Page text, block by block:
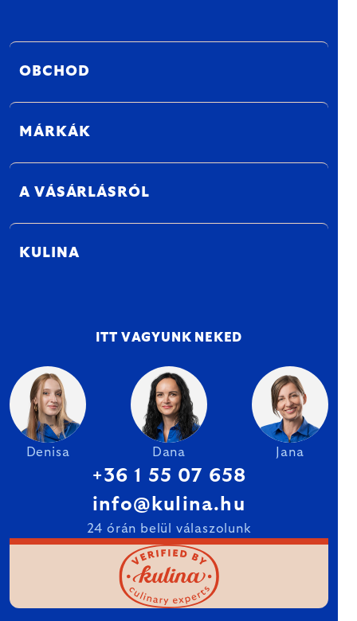
OBCHOD
MÁRKÁK
A VÁSÁRLÁSRÓL
KULINA
ITT VAGYUNK NEKED
Denisa Dana Jana
+36 1 55 07 658
info@kulina.hu
24 órán belül válaszolunk